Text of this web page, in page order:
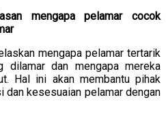
mengapa pelamar cocok
mengapa pelamar tertarik
dilamar dan mengapa mereka
Hal ini akan membantu pihak
dan kesesuaian pelamar dengan